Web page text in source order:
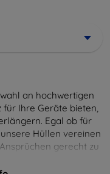
an hochwertigen
Ihre Geräte bieten,
Egal ob für
Hüllen vereinen
gerecht zu
zu